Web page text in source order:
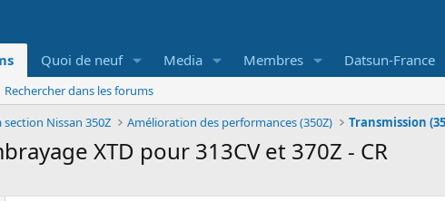
Quoi de neuf Media Membres Datsun-France
Rechercher dans les forums
section Nissan 350Z Amélioration des performances (350Z) Transmission
XTD pour 313CV et 370Z - CR